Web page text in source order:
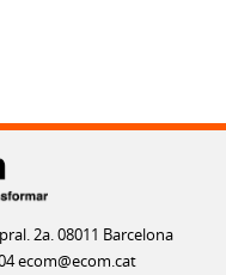
2a. 08011 Barcelona
ecom@ecom.cat